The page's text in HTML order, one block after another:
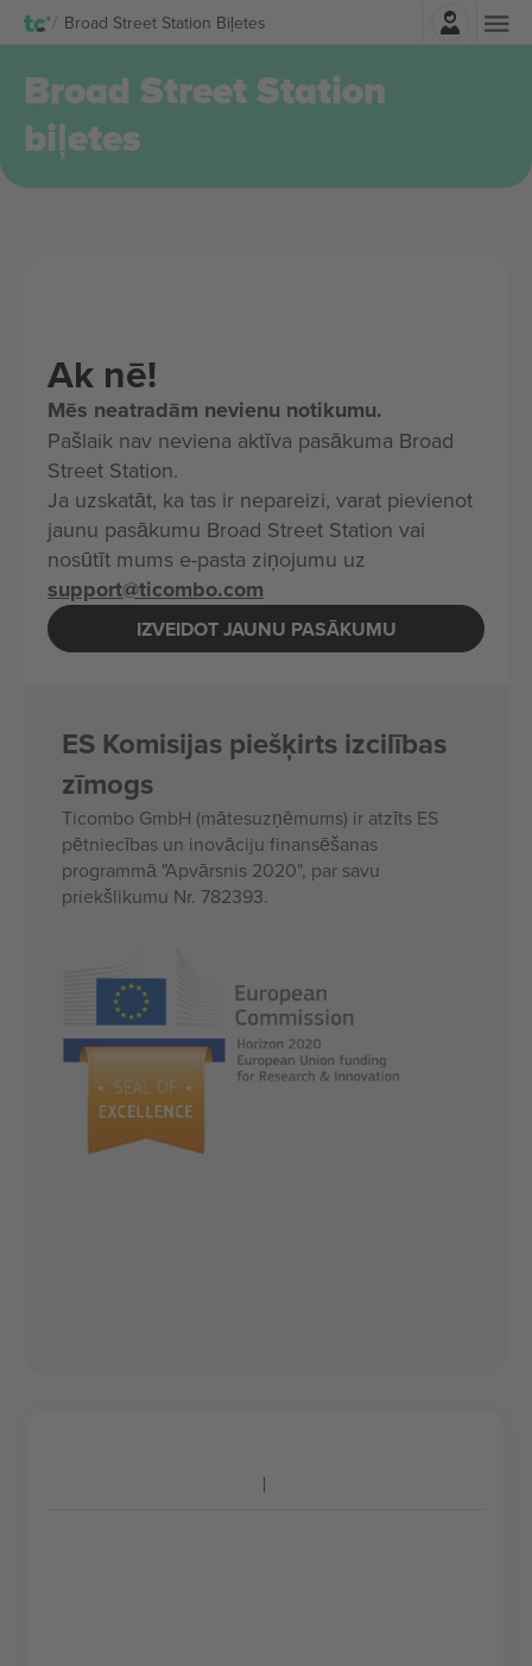
Broad Street Station Biļetes
Broad Street Station
biļetes
Ak nē!
Mēs neatradām nevienu notikumu.
Pašlaik nav neviena aktīva pasākuma Broad
Street Station.
Ja uzskatāt, ka tas ir nepareizi, varat pievienot
jaunu pasākumu Broad Street Station vai
nosūtīt mums e-pasta ziņojumu uz
support@ticombo.com
IZVEIDOT JAUNU PASĀKUMU
ES Komisijas piešķirts izcilības
zīmogs
Ticombo GmbH (mātesuzņēmums) ir atzīts ES
pētniecības un inovāciju finansēšanas
programmā "Apvārsnis 2020", par savu
priekšlikumu Nr. 782393.